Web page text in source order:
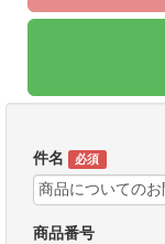
件名 必須
商品番号